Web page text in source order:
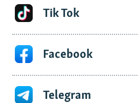
Tik Tok
Facebook
Telegram